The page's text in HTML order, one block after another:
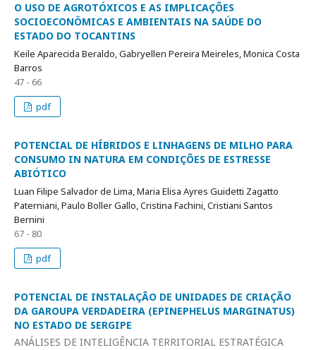
O USO DE AGROTÓXICOS E AS IMPLICAÇÕES
SOCIOECONÔMICAS E AMBIENTAIS NA SAÚDE DO
ESTADO DO TOCANTINS
Keile Aparecida Beraldo, Gabryellen Pereira Meireles, Monica Costa
Barros
47 - 66
pdf
POTENCIAL DE HÍBRIDOS E LINHAGENS DE MILHO PARA
CONSUMO IN NATURA EM CONDIÇÕES DE ESTRESSE
ABIÓTICO
Luan Filipe Salvador de Lima, Maria Elisa Ayres Guidetti Zagatto
Paterniani, Paulo Boller Gallo, Cristina Fachini, Cristiani Santos
Bernini
67 - 80
pdf
POTENCIAL DE INSTALAÇÃO DE UNIDADES DE CRIAÇÃO
DA GAROUPA VERDADEIRA (EPINEPHELUS MARGINATUS)
NO ESTADO DE SERGIPE
ANÁLISES DE INTELIGÊNCIA TERRITORIAL ESTRATÉGICA